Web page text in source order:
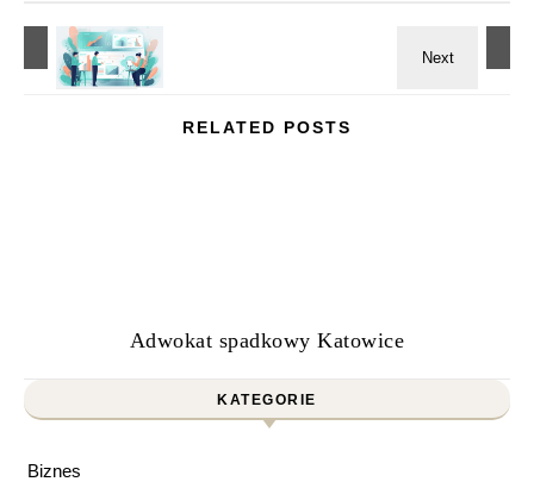
RELATED POSTS
Adwokat spadkowy Katowice
KATEGORIE
Biznes